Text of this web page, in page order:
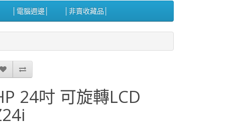
│電腦週邊│ │非賣收藏品│
24吋 可旋轉LCD